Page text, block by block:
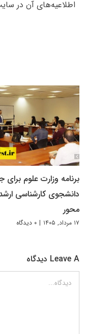
اطلاعیه‌های آن در
برنامه وزارت علوم
دانشجوی کارشناسی
محور
۱۷ مرداد, ۱۴۰۵ | ۰ دیدگاه
Leave A دیدگاه
دیدگاه